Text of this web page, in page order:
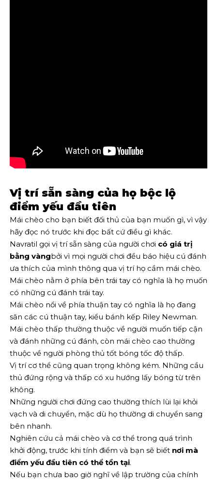
Vị trí sẵn sàng của họ bộc lộ
điểm yếu đầu tiên
Mái chèo cho bạn biết đối thủ của bạn muốn gì, vì vậy
hãy đọc nó trước khi đọc bất cứ điều gì khác.
Navratil gọi vị trí sẵn sàng của người chơi có giá trị
bằng vàngbởi vì mọi người chơi đều báo hiệu cú đánh
ưa thích của mình thông qua vị trí họ cầm mái chèo.
Mái chèo nằm ở phía bên trái tay có nghĩa là họ muốn
có những cú đánh trái tay.
Mái chèo nổi về phía thuận tay có nghĩa là họ đang
săn các cú thuận tay, kiểu bánh kếp Riley Newman.
Mái chèo thấp thường thuộc về người muốn tiếp cận
và đánh những cú đánh, còn mái chèo cao thường
thuộc về người phòng thủ tốt bóng tốc độ thấp.
Vị trí cơ thể cũng quan trọng không kém. Những cầu
thủ đứng rộng và thấp có xu hướng lấy bóng từ trên
không.
Những người chơi đứng cao thường thích lùi lại khỏi
vạch và di chuyển, mặc dù họ thường di chuyển sang
bên nhanh.
Nghiên cứu cả mái chèo và cơ thể trong quá trình
khởi động, trước khi tính điểm và bạn sẽ biết nơi mà
điểm yếu đầu tiên có thể tồn tại.
Nếu bạn chưa bao giờ nghĩ về lập trường của chính